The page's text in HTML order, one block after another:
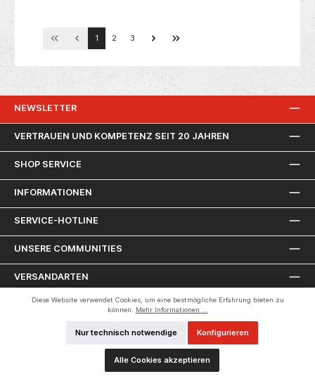
1 2 3
NEWSLETTER
VERTRAUEN UND KOMPETENZ SEIT 20 JAHREN
SHOP SERVICE
INFORMATIONEN
SERVICE-HOTLINE
UNSERE COMMUNITIES
VERSANDARTEN
ZAHLUNGSARTEN
Diese Website verwendet Cookies, um eine bestmögliche Erfahrung bieten zu
können.
Mehr Informationen ...
Nur technisch notwendige Konfigurieren
Alle Cookies akzeptieren